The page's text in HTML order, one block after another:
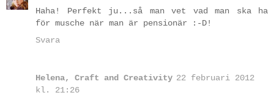
Haha! Perfekt ju...så man vet vad man ska ha
för musche när man är pensionär :-D!
Svara
Helena, Craft and Creativity 22 februari 2012
kl. 21:26